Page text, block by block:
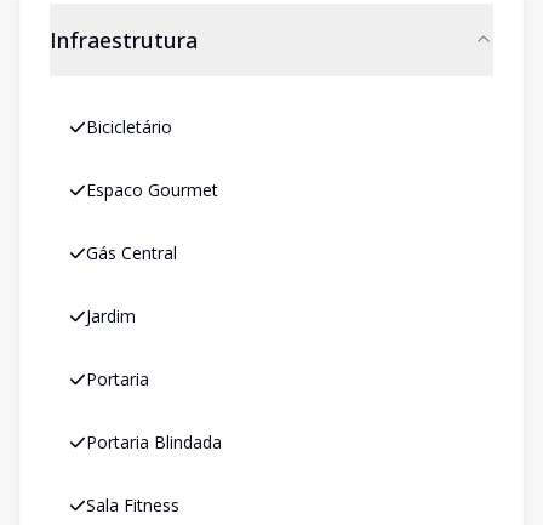
Infraestrutura
Bicicletário
Espaco Gourmet
Gás Central
Jardim
Portaria
Portaria Blindada
Sala Fitness